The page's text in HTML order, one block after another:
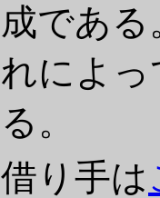
成であ
れによ
る。
借り手は